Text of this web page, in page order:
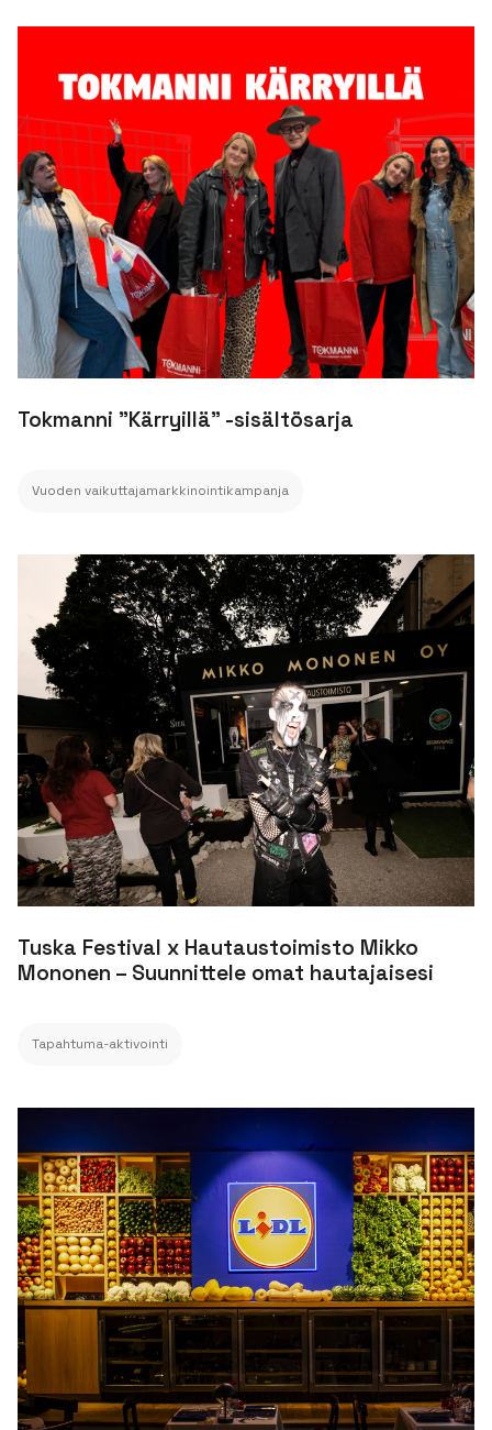
Tokmanni "Kärryillä" -sisältösarja
Vuoden vaikuttajamarkkinointikampanja
Tuska Festival x Hautaustoimisto Mikko
Mononen – Suunnittele omat hautajaisesi
Tapahtuma-aktivointi